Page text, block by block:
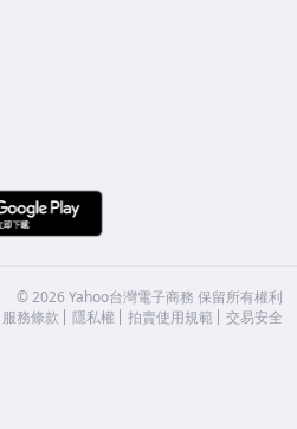
©2026 Yahoo台灣電子商務 保留所有權利
服務條款
隱私權 拍賣使用規範 交易安全